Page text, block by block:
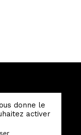
donne le
activer